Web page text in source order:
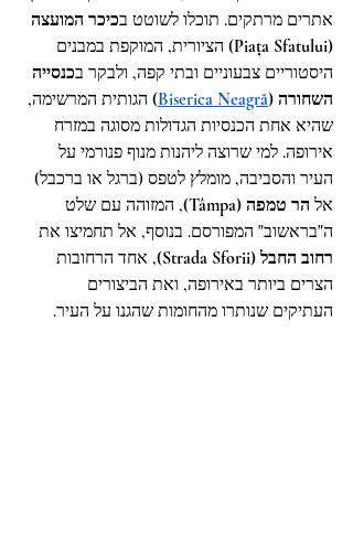
אתרים מרתקים. תוכלו לשוטט בכיכר המועצה
(Piața Sfatului)
הציורית, המוקפת במבנים
היסטוריים צבעוניים ובתי קפה, ולבקר בכנסייה
השחורה (Biserica Neagră
) הגותית המרשימה,
שהיא אחת הכנסיות הגדולות מסוגה במזרח
אירופה. למי שרוצה ליהנות מנוף פנורמי על
העיר והסביבה, מומלץ לטפס (ברגל או ברכבל)
אל הר טמפה (Tâmpa)
, המזוהה עם שלט
ה"בראשוב" המפורסם. בנוסף, אל תחמיצו את
רחוב החבל (Strada Sforii)
, אחד הרחובות
הצרים ביותר באירופה, ואת הביצורים
העתיקים שנותרו מהחומות שהגנו על העיר.